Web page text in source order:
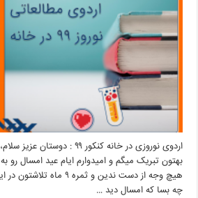
بهتون تبریک میگم و امیدوارم ایام عید امسال رو
هیچ وجه از دست ندین و
چه بسا که امسال دید …